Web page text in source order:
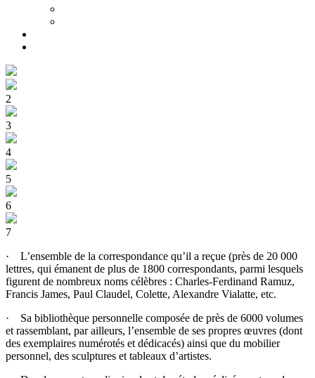
2
3
4
5
6
7
· L’ensemble de la correspondance qu’il a reçue (près de 20 000
lettres, qui émanent de plus de 1800 correspondants, parmi lesquels
figurent de nombreux noms célèbres : Charles-Ferdinand Ramuz,
Francis James, Paul Claudel, Colette, Alexandre Vialatte, etc.
· Sa bibliothèque personnelle composée de près de 6000 volumes
et rassemblant, par ailleurs, l’ensemble de ses propres œuvres (dont
des exemplaires numérotés et dédicacés) ainsi que du mobilier
personnel, des sculptures et tableaux d’artistes.